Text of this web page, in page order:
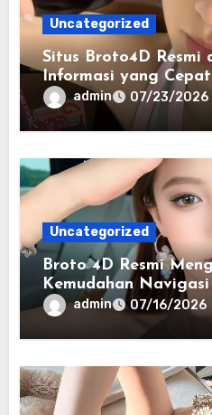
Uncategorized
Situs Broto4D Resmi
Informasi yang
admin 07/23/2026
Uncategorized
Broto 4D Resmi
Kemudahan
Antarmuka yang
admin 07/16/2026